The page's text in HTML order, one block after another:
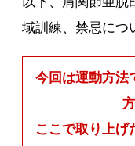
域訓練、禁忌につ
今回は運動方法
ここで取り上げ